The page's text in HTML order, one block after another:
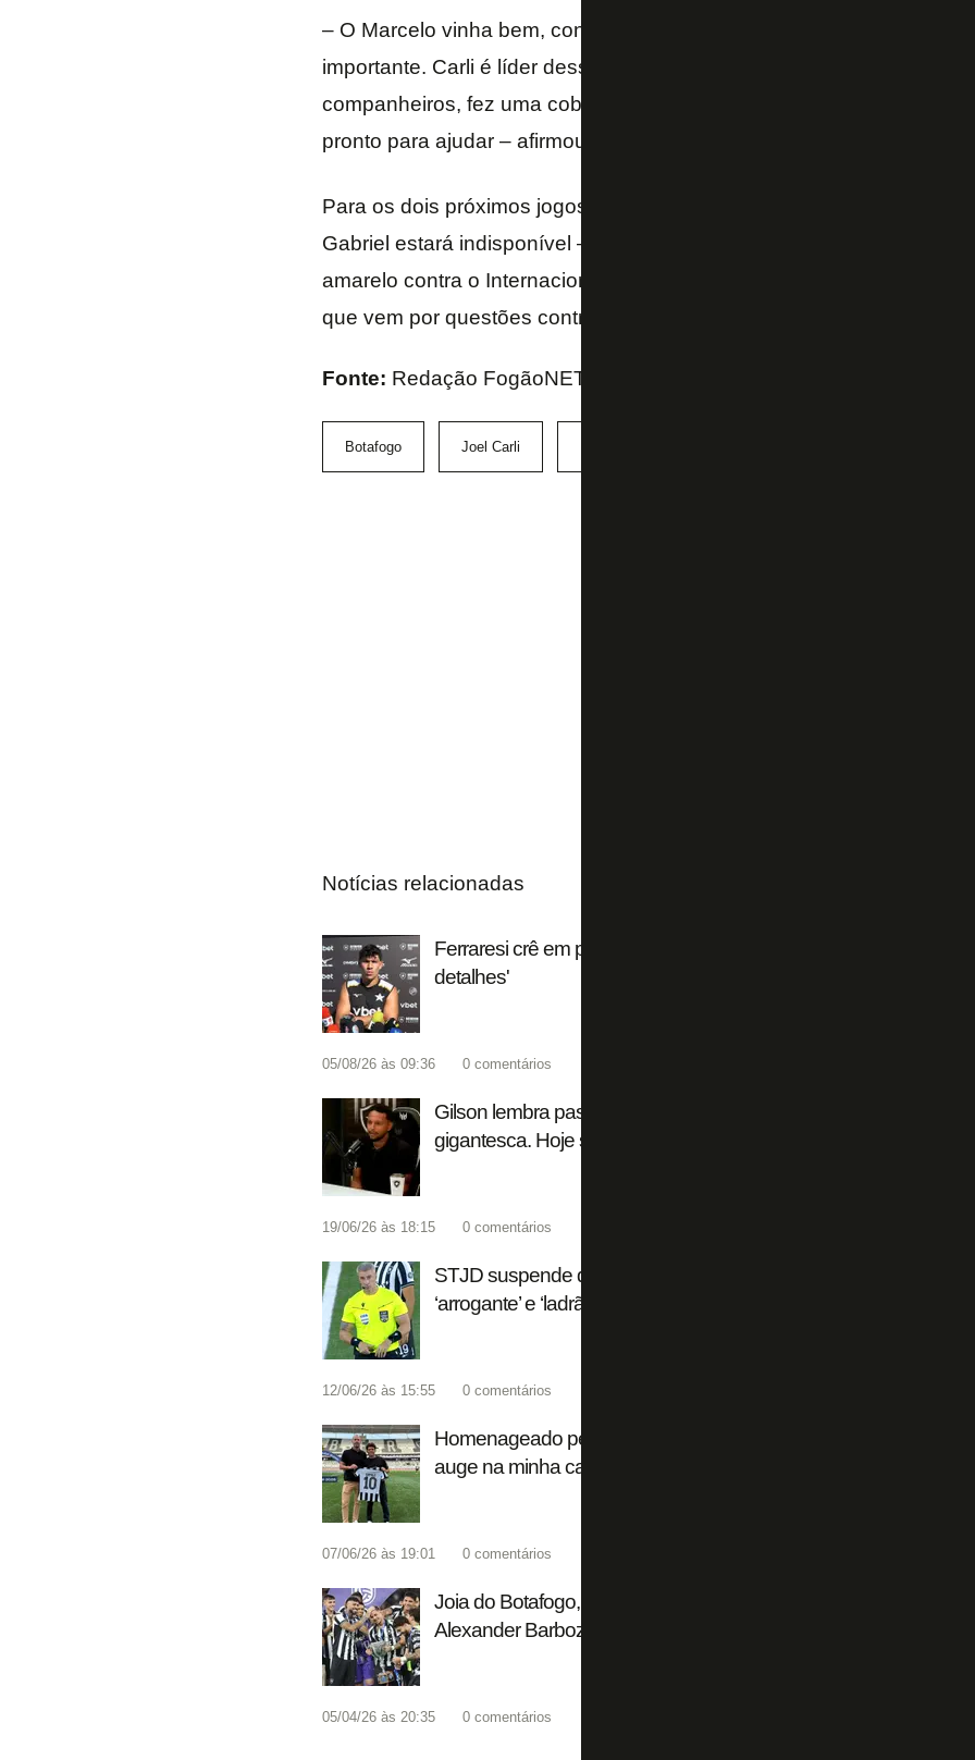
– O Marcelo vinha bem, consegui repetir a escalação pela primeira
importante. Carli é líder desse time, nosso capitão, ajudou muito em
companheiros, fez uma cobrança positiva. Vamos precisar de todos,
pronto para ajudar – afirmou o treinador.
Para os dois próximos jogos, Carli deve formar a dupla de zaga com
Gabriel estará indisponível – ele terá de cumprir suspensão pelo
amarelo contra o Internacional, sábado, e não poderá enfrentar o
que vem por questões contratuais.
Fonte: Redação FogãoNET
Botafogo Joel Carli
Notícias relacionadas
Ferraresi crê em permanência no Botafogo: 'A ideia é ficar aqui.
detalhes'
05/08/26 às 09:36 0 comentários
Gilson lembra passagem pelo Botafogo: 'Tenho carinho enorme
gigantesca. Hoje sou botafoguense também'
19/06/26 às 18:15 0 comentários
STJD suspende dirigentes do Botafogo por 15 dias por
‘arrogante’ e ‘ladrão’
12/06/26 às 15:55 0 comentários
Homenageado pelo Botafogo, Camilo se declara: 'Foi marcante
auge na minha carreira'
07/06/26 às 19:01 0 comentários
Joia do Botafogo, Justino ganha recado especial de Carli e diz
Alexander Barboza
05/04/26 às 20:35 0 comentários